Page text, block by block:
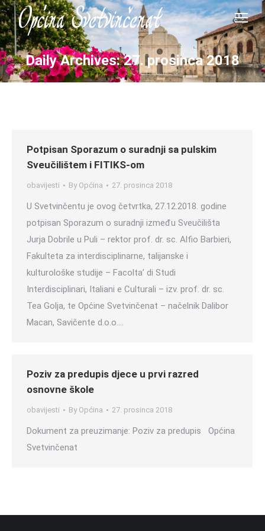
Daily Archives:27. prosinca 2018
Potpisan Sporazum o suradnji sa pulskim
Sveučilištem i FITIKS-om
obavijesti By Općina 27. prosinca 2018
U Svetvinčentu je ovog četvrtka, 27.12.2018. godine
potpisan Sporazum o suradnji između Sveučilišta
Jurja Dobrile u Puli – rektor prof. dr. sc. Alfio Barbieri,
Fakulteta za interdisciplinarne, talijanske i
kulturološke studije – Facolta’ di Studi
Interdisciplinari, Italiani e Culturali – izv. prof. dr. sc.
Tea Golja, te Općine Svetvinčenat – načelnik Dalibor
Macan, Savičente d.o.o.…
Poziv za predupis djece u prvi razred
osnovne škole
obavijesti By Općina 27. prosinca 2018
Dokument za preuzimanje: Poziv za predupis Općina
Svetvinčenat